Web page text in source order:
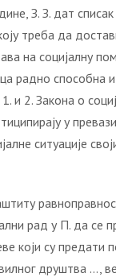
З. З. дат
треба да
на социјалну
радно способна
и 2. Закона о
у
ситуације
рад у П. да се
који су предати
друштва …,